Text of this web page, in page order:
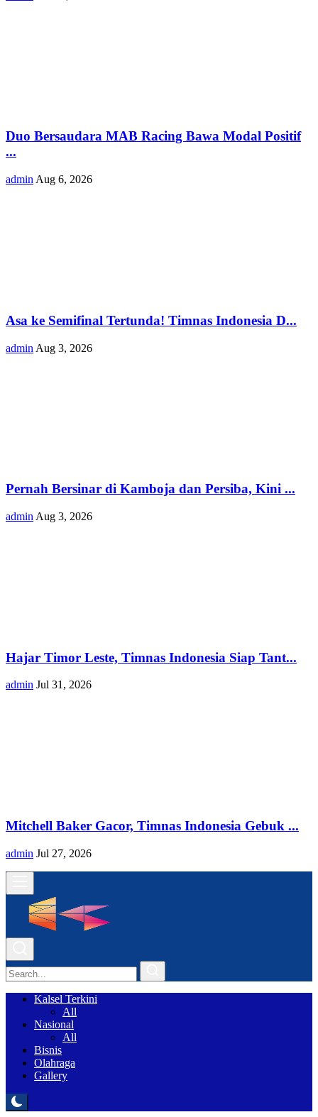
Duo Bersaudara MAB Racing Bawa Modal Positif
...
admin Aug 6, 2026
Asa ke Semifinal Tertunda! Timnas Indonesia D...
admin Aug 3, 2026
Pernah Bersinar di Kamboja dan Persiba, Kini ...
admin Aug 3, 2026
Hajar Timor Leste, Timnas Indonesia Siap Tant...
admin Jul 31, 2026
Mitchell Baker Gacor, Timnas Indonesia Gebuk ...
admin Jul 27, 2026
Kalsel Terkini
All
Nasional
All
Bisnis
Olahraga
Gallery